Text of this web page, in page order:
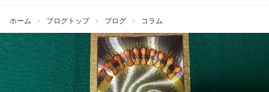
ホーム ブログトップ ブログ コラム